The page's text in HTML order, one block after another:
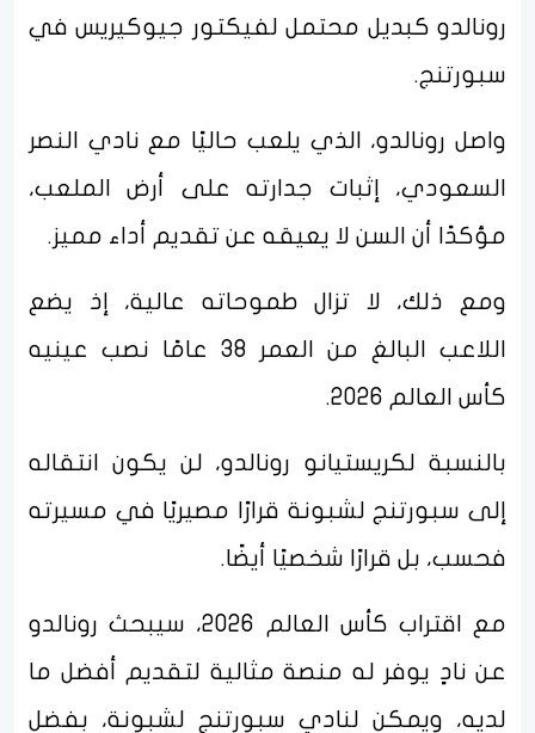
رونالدو كبديل محتمل لفيكتور جيوكيريس في
سبورتنج.
واصل رونالدو، الذي يلعب حاليًا مع نادي النصر
السعودي، إثبات جدارته على أرض الملعب،
مؤكدًا أن السن لا يعيقه عن تقديم أداء مميز.
ومع ذلك، لا تزال طموحاته عالية، إذ يضع
اللاعب البالغ من العمر 38 عامًا نصب عينيه
كأس العالم 2026.
بالنسبة لكريستيانو رونالدو، لن يكون انتقاله
إلى سبورتنج لشبونة قرارًا مصيريًا في مسيرته
فحسب، بل قرارًا شخصيًا أيضًا.
مع اقتراب كأس العالم 2026، سيبحث رونالدو
عن نادٍ يوفر له منصة مثالية لتقديم أفضل ما
لديه، ويمكن لنادي سبورتنج لشبونة، بفضل